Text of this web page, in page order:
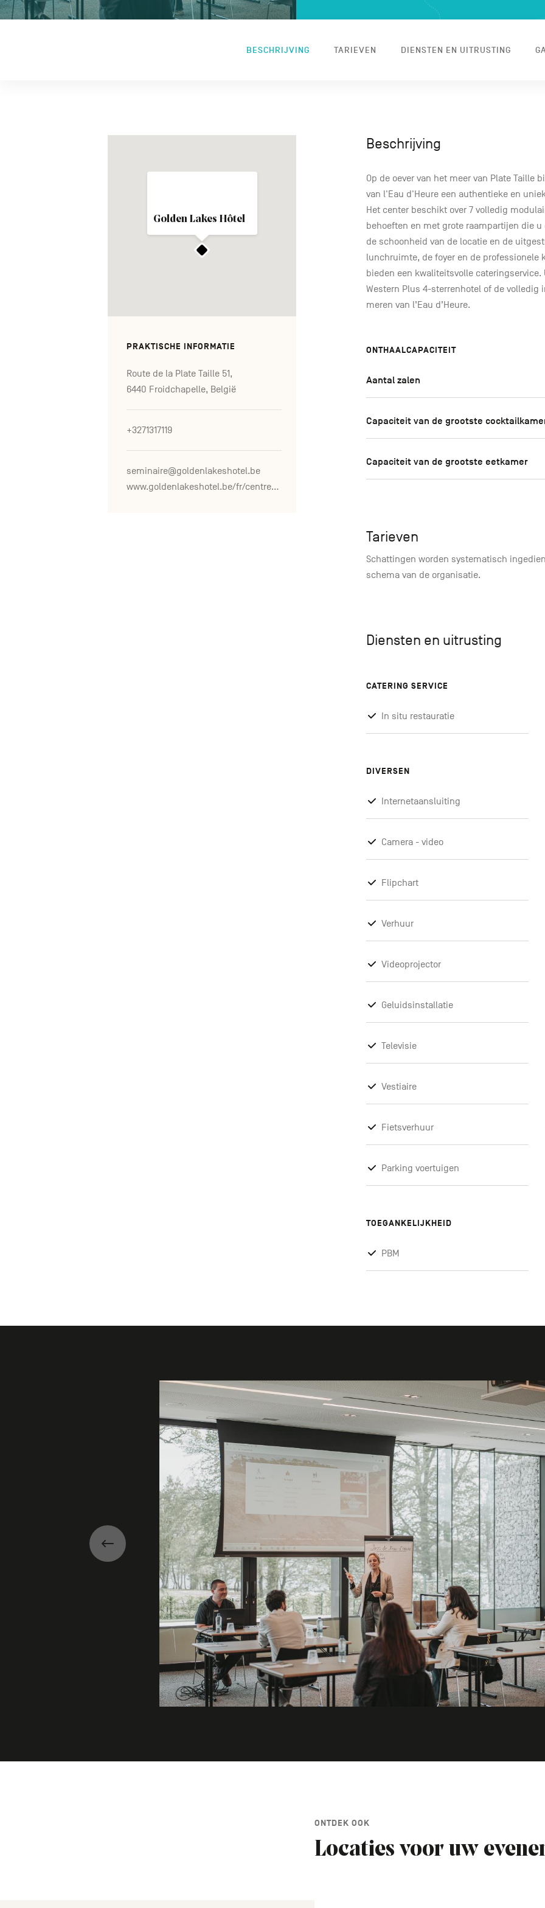
BESCHRIJVING TARIEVEN DIENSTEN EN UITRUSTING
Golden Lakes Hôtel
PRAKTISCHE INFORMATIE
Route de la Plate Taille 51,
6440 Froidchapelle, België
+3271317119
seminaire@goldenlakeshotel.be
www.goldenlakeshotel.be/fr/centre-seminaire
Beschrijving
Op de oever van het meer van Plate Taille
van l'Eau d'Heure een authentieke en
Het center beschikt over 7 volledig
behoeften en met grote raampartijen die
de schoonheid van de locatie en de
lunchruimte, de foyer en de professionele
bieden een kwaliteitsvolle
Western Plus 4-sterrenhotel of de volledig
meren van l’Eau d’Heure.
ONTHAALCAPACITEIT
Aantal zalen
Capaciteit van de grootste
Capaciteit van de grootste eetkamer
Tarieven
Schattingen worden systematisch
schema van de organisatie.
Diensten en uitrusting
CATERING SERVICE
In situ restauratie
DIVERSEN
Internetaansluiting
Camera - video
Flipchart
Verhuur
Videoprojector
Geluidsinstallatie
Televisie
Vestiaire
Fietsverhuur
Parking voertuigen
TOEGANKELIJKHEID
PBM
Précédent
ONTDEK OOK
Locaties voor uw